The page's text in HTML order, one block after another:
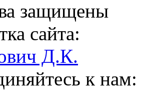
защищены
сайта:
Д.К.
к нам: